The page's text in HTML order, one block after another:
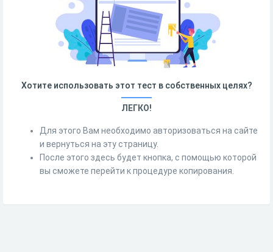
Хотите использовать этот тест в собственных целях?
ЛЕГКО!
Для этого Вам необходимо авторизоваться на сайте
и вернуться на эту страницу.
После этого здесь будет кнопка, с помощью которой
вы сможете перейти к процедуре копирования.